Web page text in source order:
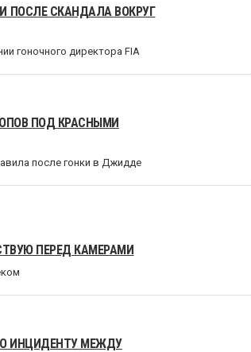
ПОСЛЕ СКАНДАЛА ВОКРУГ
гоночного директора FIA
ПОД КРАСНЫМИ
после гонки в Джидде
ПЕРЕД КАМЕРАМИ
ИНЦИДЕНТУ МЕЖДУ